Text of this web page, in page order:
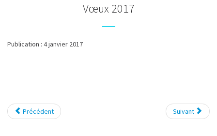
Vœux 2017
Publication : 4 janvier 2017
Précédent Suivant